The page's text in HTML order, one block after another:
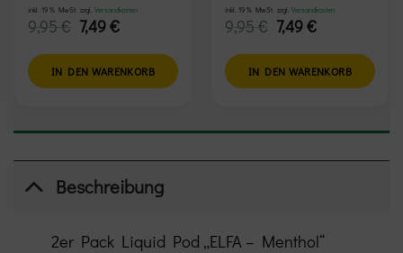
inkl. 19 % MwSt. zzgl. Versandkosten
9,95€ Ursprünglicher
Preis
war:
9,95 €
7,49€Aktueller
ist:
7,49 €.
IN DEN WARENKORB
inkl. 19 % MwSt. zzgl. Versandkosten
9,95€ Ursprünglicher
Preis
war:
9,95 €
7,49€Aktueller
ist:
7,49 €.
IN DEN WARENKORB
Beschreibung
2er Pack Liquid Pod „ELFA – Menthol“